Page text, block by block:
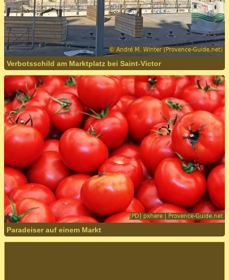
Verbotsschild am Marktplatz bei Saint-Victor
Paradeiser auf einem Markt